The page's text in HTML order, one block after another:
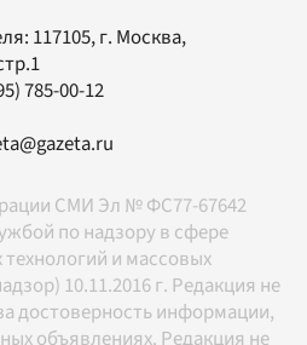
117105, г. Москва,
785-00-12
СМИ Эл № ФС77-67642
по надзору в сфере
и массовых
10.11.2016 г. Редакция не
достоверность информации,
объявлениях. Редакция не